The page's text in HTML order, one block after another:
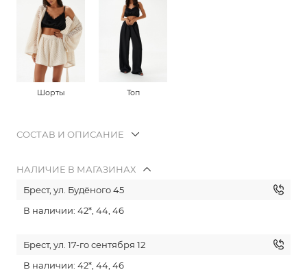
Шорты Топ
СОСТАВ И ОПИСАНИЕ
НАЛИЧИЕ В МАГАЗИНАХ
Брест, ул. Будёного 45
В наличии: 42*, 44, 46
Брест, ул. 17-го сентября 12
В наличии: 42*, 44, 46